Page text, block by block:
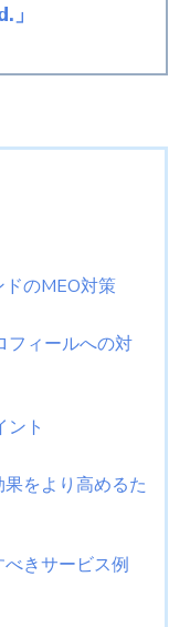
のMEO対策
フィールへの対
ント
をより高めるた
きサービス例